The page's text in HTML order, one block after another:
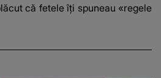
că fetele îți spuneau «regele